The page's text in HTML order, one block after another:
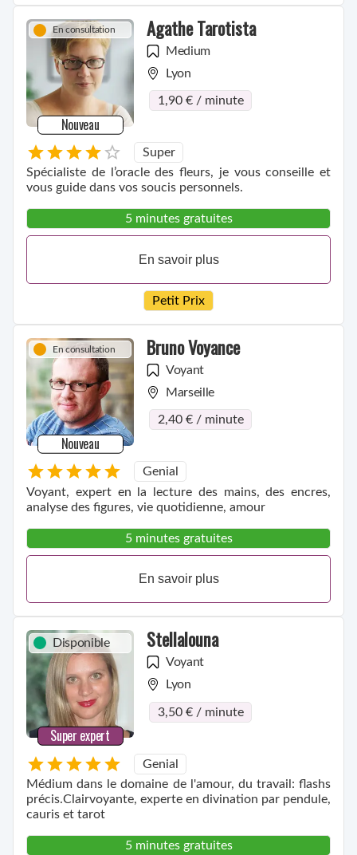
En consultation
Nouveau
Agathe Tarotista
Medium
Lyon
1,90 € / minute
Super
Spécialiste de l’oracle des fleurs, je vous conseille et
vous guide dans vos soucis personnels.
5 minutes gratuites
En savoir plus
Petit Prix
En consultation
Nouveau
Bruno Voyance
Voyant
Marseille
2,40 € / minute
Genial
Voyant, expert en la lecture des mains, des encres,
analyse des figures, vie quotidienne, amour
5 minutes gratuites
En savoir plus
Disponible
Super expert
Stellalouna
Voyant
Lyon
3,50 € / minute
Genial
Médium dans le domaine de l'amour, du travail: flashs
précis.Clairvoyante, experte en divination par pendule,
cauris et tarot
5 minutes gratuites